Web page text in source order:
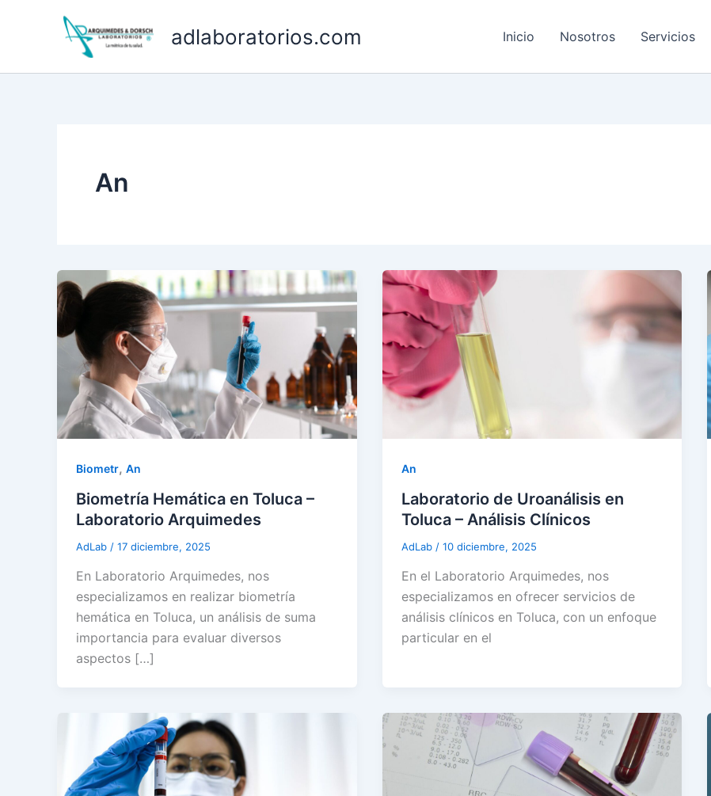
adlaboratorios.com Inicio Nosotros Servicios
An
Biometr, An
Biometría Hemática en Toluca –
Laboratorio Arquimedes
AdLab / 17 diciembre, 2025
En Laboratorio Arquimedes, nos
especializamos en realizar biometría
hemática en Toluca, un análisis de suma
importancia para evaluar diversos
aspectos […]
An
Laboratorio de Uroanálisis en
Toluca – Análisis Clínicos
AdLab / 10 diciembre, 2025
En el Laboratorio Arquimedes, nos
especializamos en ofrecer servicios de
análisis clínicos en Toluca, con un enfoque
particular en el